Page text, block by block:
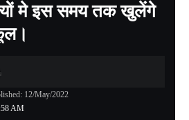
मे इस समय तक खुलेंगे
AM
12/May/2022